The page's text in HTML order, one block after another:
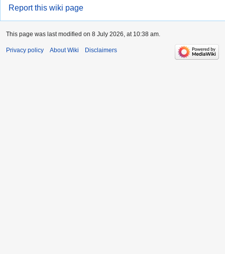
Report this wiki page
This page was last modified on 8 July 2026, at 10:38 am.
Privacy policy About Wiki Disclaimers